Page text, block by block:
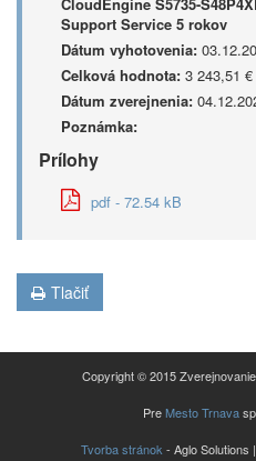
Support Service 5 rokov
Dátum vyhotovenia:
Celková hodnota: 3 243,51
Dátum zverejnenia:
Poznámka:
Prílohy
pdf - 72.54 kB
Tlačiť
Copyright © 2015
PreMesto Trnava
Tvorba stránok - Aglo Solutions |